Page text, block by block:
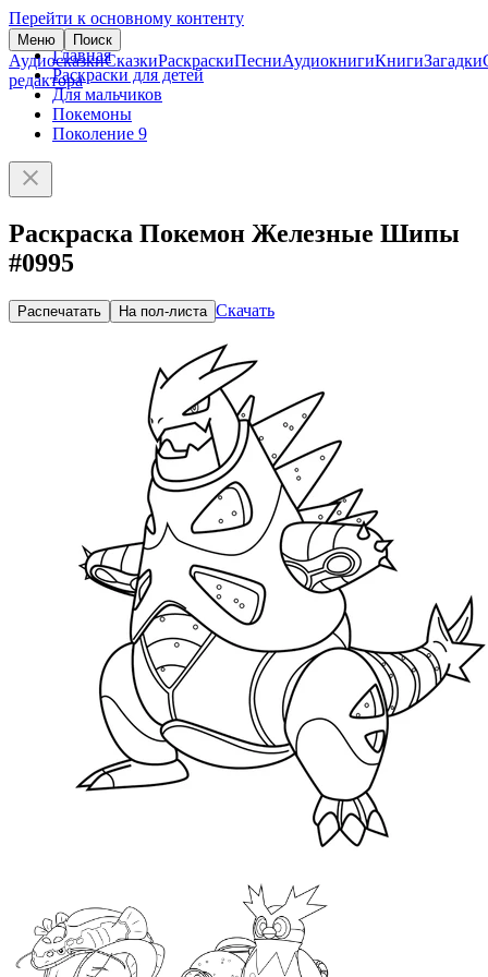
Перейти к основному контенту
Меню Поиск
АудиосказкиСказкиРаскраскиПесниАудиокнигиКнигиЗагадки
редактора
Главная
Раскраски для детей
Для мальчиков
Покемоны
Поколение 9
Раскраска Покемон Железные Шипы
#0995
Распечатать На пол-листа Скачать